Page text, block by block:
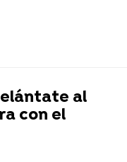
al
con el